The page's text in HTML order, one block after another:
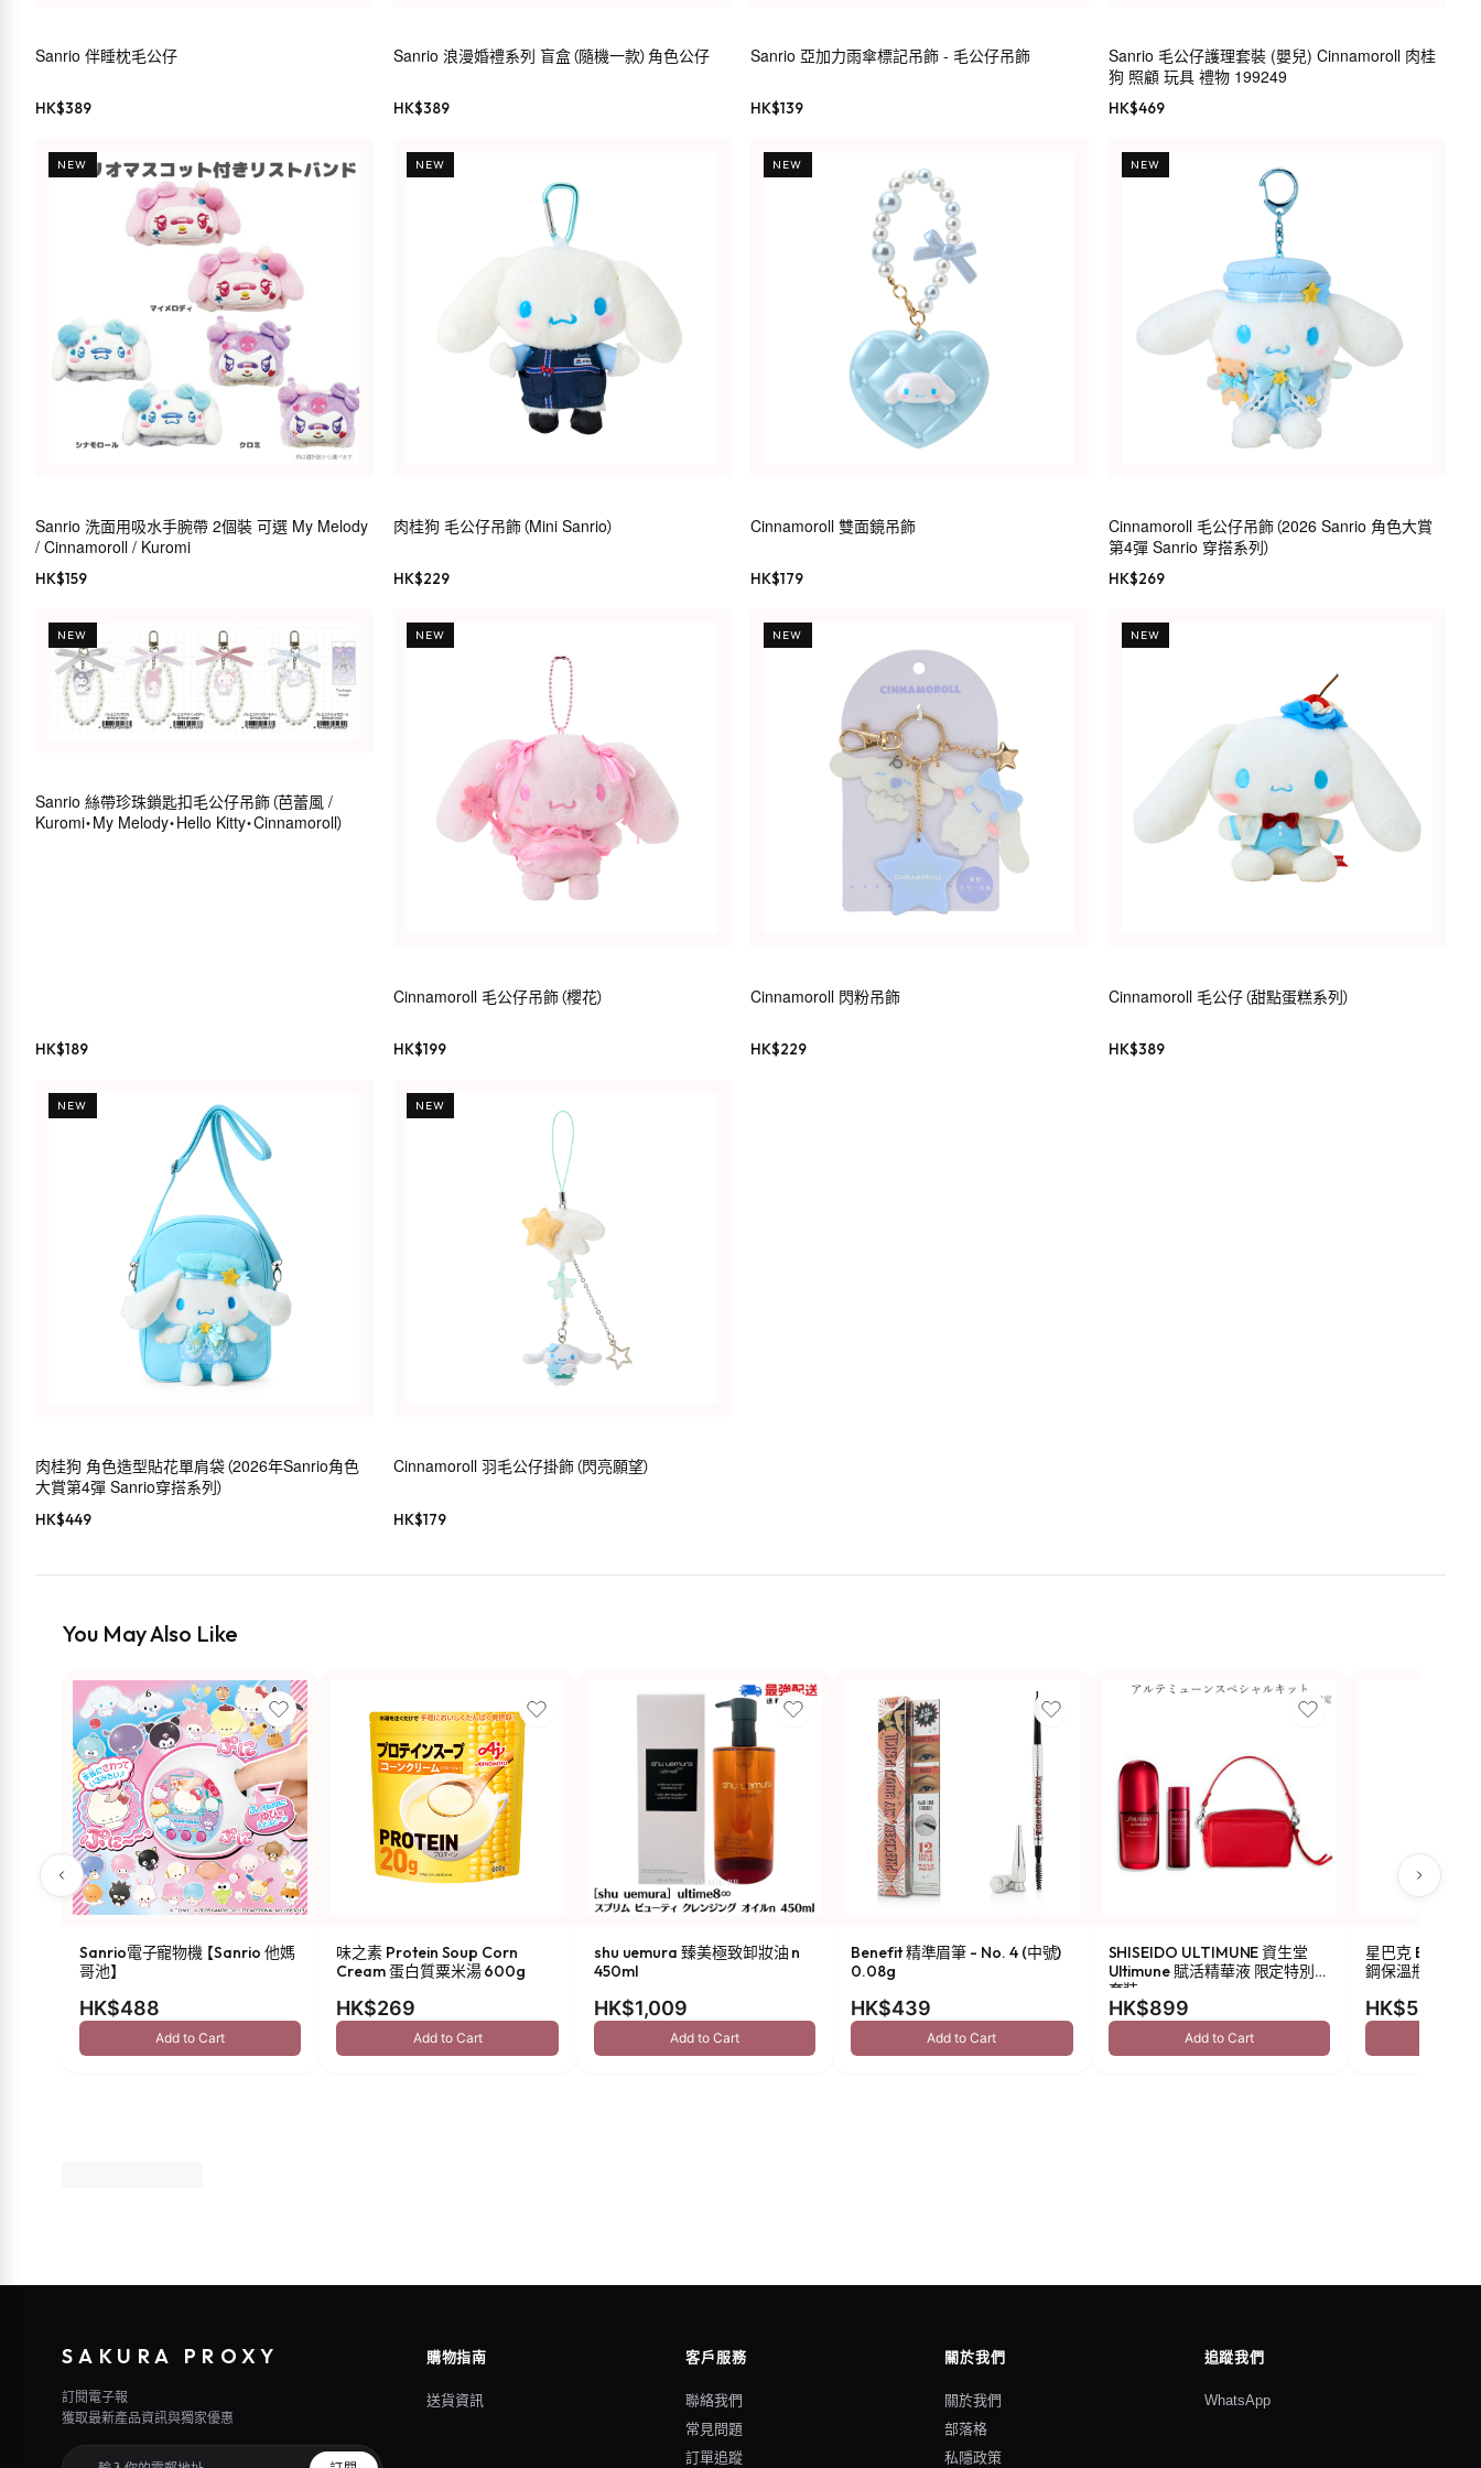
Sanrio 伴睡枕毛公仔
HK$389
Sanrio 浪漫婚禮系列 盲盒（隨機一款）角色公仔
HK$389
Sanrio 亞加力雨傘標記吊飾 - 毛公仔吊飾
HK$139
Sanrio 毛公仔護理套裝 (嬰兒) Cinnamoroll 肉桂
狗 照顧 玩具 禮物 199249
HK$469
NEW
Sanrio 洗面用吸水手腕帶 2個裝 可選 My Melody
/ Cinnamoroll / Kuromi
HK$159
NEW
肉桂狗 毛公仔吊飾（Mini Sanrio）
HK$229
NEW
Cinnamoroll 雙面鏡吊飾
HK$179
NEW
Cinnamoroll 毛公仔吊飾（2026 Sanrio 角色大賞
第4彈 Sanrio 穿搭系列）
HK$269
NEW
Sanrio 絲帶珍珠鎖匙扣毛公仔吊飾（芭蕾風 /
Kuromi・My Melody・Hello Kitty・Cinnamoroll）
HK$189
NEW
Cinnamoroll 毛公仔吊飾（櫻花）
HK$199
NEW
Cinnamoroll 閃粉吊飾
HK$229
NEW
Cinnamoroll 毛公仔（甜點蛋糕系列）
HK$389
NEW
肉桂狗 角色造型貼花單肩袋（2026年Sanrio角色
大賞第4彈 Sanrio穿搭系列）
HK$449
NEW
Cinnamoroll 羽毛公仔掛飾（閃亮願望）
HK$179
You May Also Like
Sanrio電子寵物機 【Sanrio 他媽
哥池】
HK$488
Add to Cart
味之素 Protein Soup Corn
Cream 蛋白質粟米湯 600g
HK$269
Add to Cart
shu uemura 臻美極致卸妝油 n
450ml
HK$1,009
Add to Cart
Benefit 精準眉筆 - No. 4 (中號)
0.08g
HK$439
Add to Cart
SHISEIDO ULTIMUNE 資生堂
Ultimune 賦活精華液 限定特別
套裝
HK$899
Add to Cart
星巴克 Been
鋼保溫瓶 473ml
HK$549
SAKURA PROXY
訂閱電子報
獲取最新產品資訊與獨家優惠
購物指南
送貨資訊
客戶服務
聯絡我們
常見問題
訂單追蹤
關於我們
關於我們
部落格
私隱政策
追蹤我們
WhatsApp